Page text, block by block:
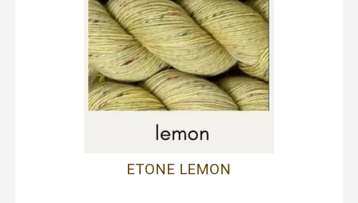
ETONE LEMON